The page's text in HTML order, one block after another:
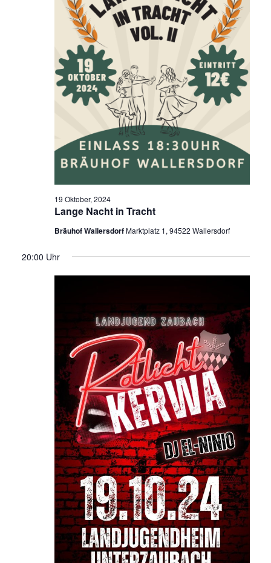
Lange Nacht in Tracht
19 Oktober, 2024
Bräuhof WallersdorfMarktplatz 1, 94522 Wallersdorf
20:00 Uhr